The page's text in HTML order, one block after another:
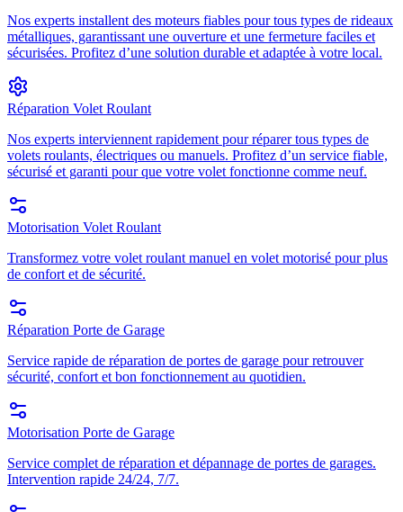
Nos experts installent des moteurs fiables pour tous types de rideaux
métalliques, garantissant une ouverture et une fermeture faciles et
sécurisées. Profitez d’une solution durable et adaptée à votre local.
Réparation Volet Roulant
Nos experts interviennent rapidement pour réparer tous types de
volets roulants, électriques ou manuels. Profitez d’un service fiable,
sécurisé et garanti pour que votre volet fonctionne comme neuf.
Motorisation Volet Roulant
Transformez votre volet roulant manuel en volet motorisé pour plus
de confort et de sécurité.
Réparation Porte de Garage
Service rapide de réparation de portes de garage pour retrouver
sécurité, confort et bon fonctionnement au quotidien.
Motorisation Porte de Garage
Service complet de réparation et dépannage de portes de garages.
Intervention rapide 24/24, 7/7.